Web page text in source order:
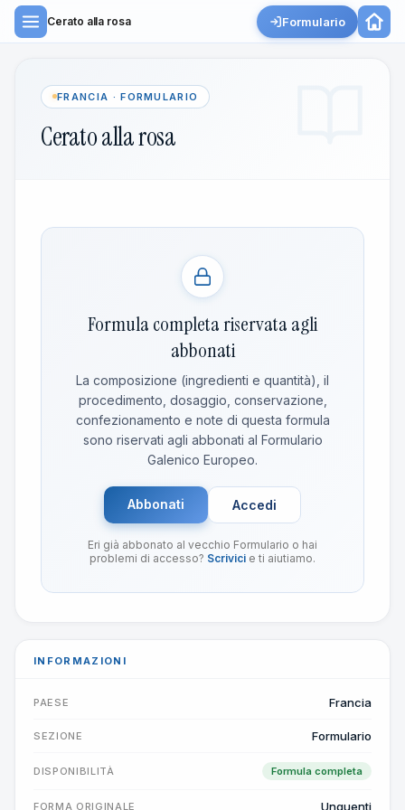
Cerato alla rosa Formulario
FRANCIA · FORMULARIO
Cerato alla rosa
Formula completa riservata agli
abbonati
La composizione (ingredienti e quantità), il
procedimento, dosaggio, conservazione,
confezionamento e note di questa formula
sono riservati agli abbonati al Formulario
Galenico Europeo.
Abbonati Accedi
Eri già abbonato al vecchio Formulario o hai
problemi di accesso? Scrivici e ti aiutiamo.
INFORMAZIONI
PAESE Francia
SEZIONE Formulario
DISPONIBILITÀ Formula completa
FORMA ORIGINALE Unguenti